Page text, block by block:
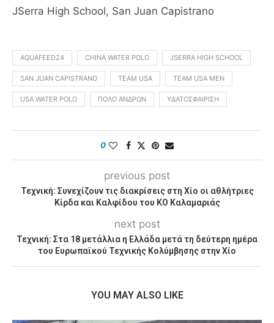
JSerra High School, San Juan Capistrano
AQUAFEED24 CHINA WATER POLO JSERRA HIGH SCHOOL
SAN JUAN CAPISTRANO TEAM USA TEAM USA MEN
USA WATER POLO ΠΌΛΟ ΑΝΔΡΏΝ ΥΔΑΤΟΣΦΑΊΡΙΣΗ
0
previous post
Τεχνική: Συνεχίζουν τις διακρίσεις στη Χίο οι αθλήτριες
Κίρδα και Καλφίδου του ΚΟ Καλαμαριάς
next post
Τεχνική: Στα 18 μετάλλια η Ελλάδα μετά τη δεύτερη ημέρα
του Ευρωπαϊκού Τεχνικής Κολύμβησης στην Χίο
YOU MAY ALSO LIKE